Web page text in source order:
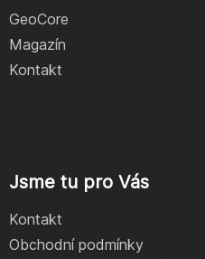
GeoCore
Magazín
Kontakt
Jsme tu pro Vás
Kontakt
Obchodní podmínky